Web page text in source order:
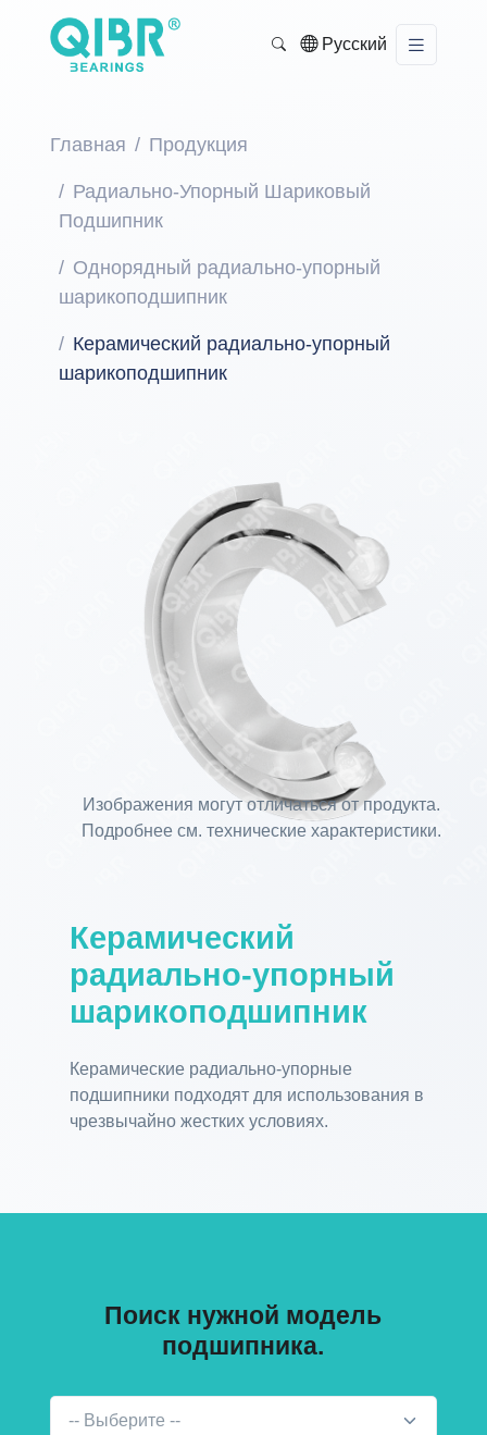
Русский
Главная Продукция
Радиально-Упорный Шариковый
Подшипник
Однорядный радиально-упорный
шарикоподшипник
Керамический радиально-упорный
шарикоподшипник
Изображения могут отличаться от продукта.
Подробнее см. технические характеристики.
Керамический
радиально-упорный
шарикоподшипник
Керамические радиально-упорные
подшипники подходят для использования в
чрезвычайно жестких условиях.
Поиск нужной модель
подшипника.
-- Выберите --